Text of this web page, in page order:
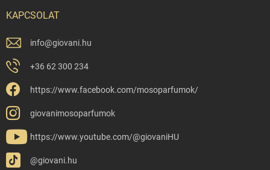
KAPCSOLAT
info@giovani.hu
+36 62 300 234
https://www.facebook.com/mosoparfumok/
giovanimosoparfumok
https://www.youtube.com/@giovaniHU
@giovani.hu